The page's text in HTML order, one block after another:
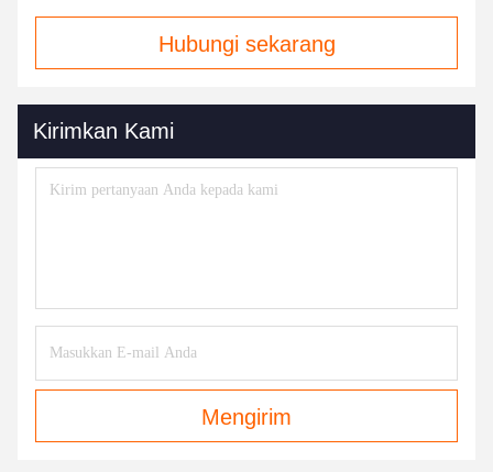
Hubungi sekarang
Kirimkan Kami
Mengirim